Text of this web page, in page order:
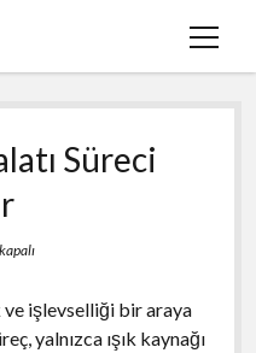
menüyü
GörmeSüreci
ve işlevselliği bir araya
yalnızca ışık kaynağı